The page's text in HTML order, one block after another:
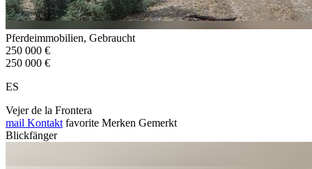
Pferdeimmobilien, Gebraucht
250 000 €
250 000 €
ES
Vejer de la Frontera
mail Kontakt favorite Merken Gemerkt
Blickfänger